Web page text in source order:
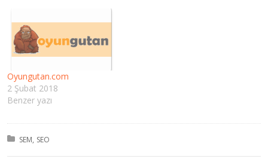
Oyungutan.com
2 Şubat 2018
Benzer yazı
Kategori:
SEM SEO